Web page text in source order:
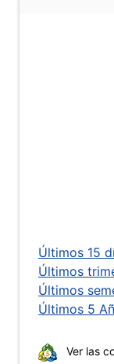
Últimos 15
Últimos
Últimos
Últimos 5
Ver las